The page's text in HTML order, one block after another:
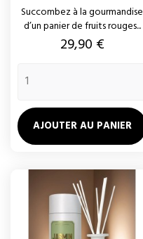
Succombez à la gourmandise
d’un panier de fruits rouges...
Prix
29,90 €
AJOUTER AU PANIER